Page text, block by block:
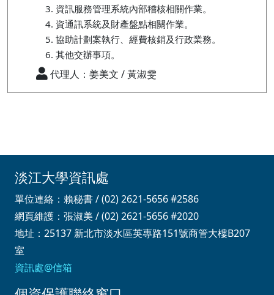
資訊服務管理系統內部稽核相關作業。
資通訊系統及財產盤點相關作業。
協助計劃案執行、經費核銷及行政業務。
其他交辦事項。
代理人：姜美文 / 黃淑雯
淡江大學資訊處
單位連絡：賴秘書 / (02) 2621-5656 #2586
網頁維護：張淑美 / (02) 2621-5656 #2020
地址：25137 新北市淡水區英專路151號商管大樓B207
室
資訊處@信箱